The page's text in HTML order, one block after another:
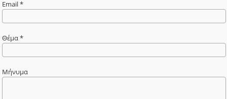
Email *
Θέμα *
Μήνυμα